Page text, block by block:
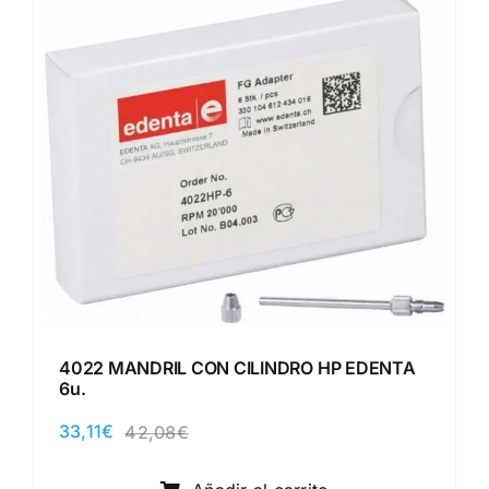
4022 MANDRIL CON CILINDRO HP EDENTA
6u.
42,08€El
original
33,11€
El
actual